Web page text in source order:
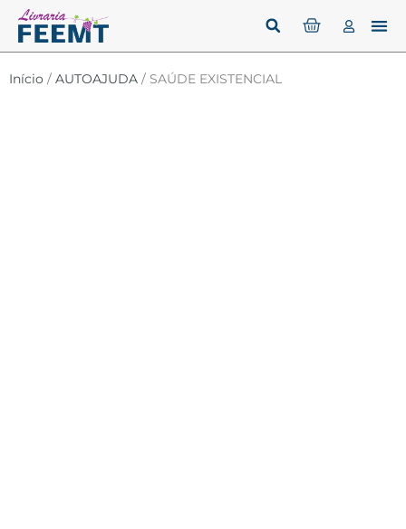
Início / AUTOAJUDA / SAÚDE EXISTENCIAL